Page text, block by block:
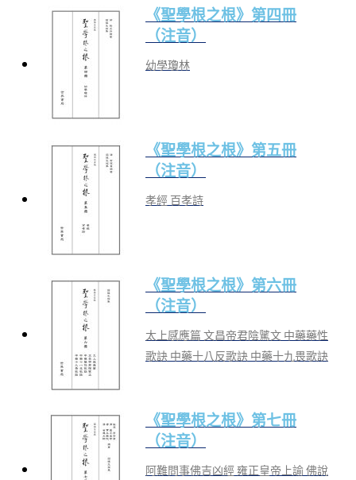
《聖學根之根》第四冊
（注音）
幼學瓊林
《聖學根之根》第五冊
（注音）
孝經 百孝詩
《聖學根之根》第六冊
（注音）
太上感應篇 文昌帝君陰騭文 中藥藥性
歌訣 中藥十八反歌訣 中藥十九畏歌訣
《聖學根之根》第七冊
（注音）
阿難問事佛吉凶經 雍正皇帝上諭 佛說